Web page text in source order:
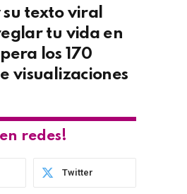
su texto viral
tu vida en
los 170
visualizaciones
redes!
Twitter